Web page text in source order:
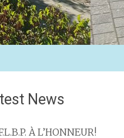
News
À L’HONNEUR!